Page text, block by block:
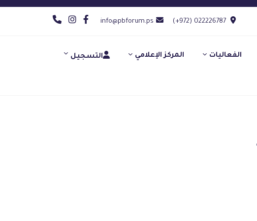
(+972) 022226787
info@pbforum.ps
الفعاليات المركز الإعلامي التسجيل